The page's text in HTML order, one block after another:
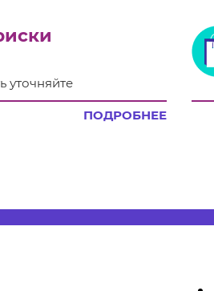
уточняйте
ПОДРОБНЕЕ